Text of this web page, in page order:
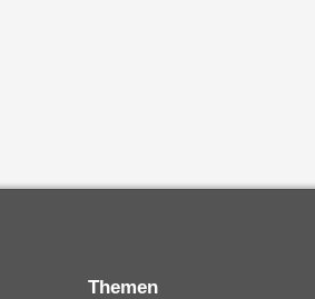
Themen